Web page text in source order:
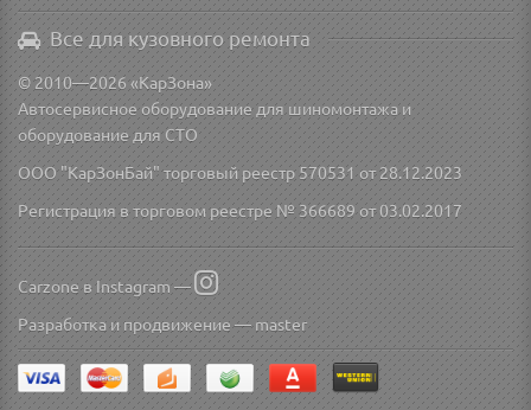
Все для кузовного ремонта
© 2010—2026 «КарЗона»
Автосервисное оборудование для шиномонтажа и
оборудование для СТО
ООО "КарЗонБай" торговый реестр 570531 от 28.12.2023
Регистрация в торговом реестре № 366689 от 03.02.2017
Carzone в Instagram —
Разработка и продвижение —master